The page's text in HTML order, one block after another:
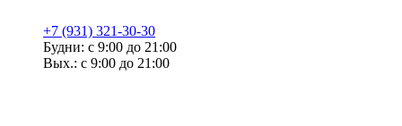
+7 (931) 321-30-30
Будни: с 9:00 до 21:00
Вых.: с 9:00 до 21:00